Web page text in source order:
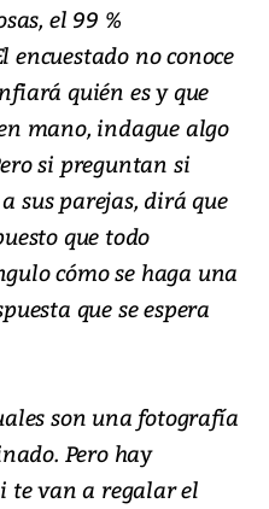
el 99 %
encuestado no conoce
quién es y que
mano, indague algo
si preguntan si
sus parejas, dirá que
que todo
cómo se haga una
que se espera
son una fotografía
Pero hay
te van a regalar el